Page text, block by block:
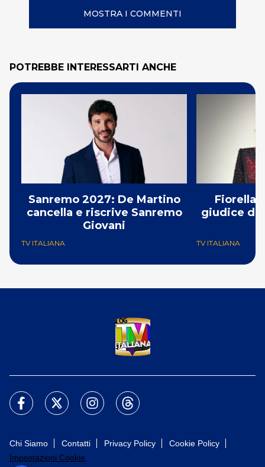
MOSTRA I COMMENTI
POTREBBE INTERESSARTI ANCHE
Sanremo 2027: De Martino
cancella e riscrive Sanremo
Giovani
TV ITALIANA
Fiorella
giudice di
TV ITALIANA
Chi Siamo Contatti Privacy Policy
Cookie Policy
Impostazioni Cookie